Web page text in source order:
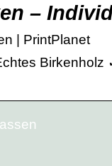
–
| PrintPlanet